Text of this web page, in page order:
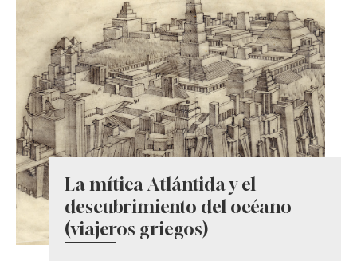
La mítica Atlántida y el
descubrimiento del océano
(viajeros griegos)